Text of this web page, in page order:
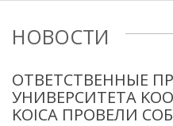
НОВОСТИ
ОТВЕТСТВЕННЫЕ
УНИВЕРСИТЕТА
KOICA ПРОВЕЛИ